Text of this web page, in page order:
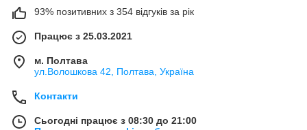
93% позитивних з 354 відгуків за рік
Працює з 25.03.2021
м. Полтава
ул.Волошкова 42, Полтава, Україна
Контакти
Сьогодні працює з 08:30 до 21:00